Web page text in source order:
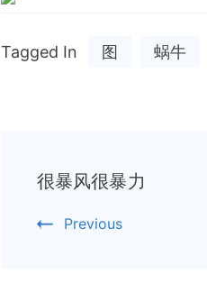
Tagged In 图 蜗牛
Navigation
很暴风很暴力
Previous